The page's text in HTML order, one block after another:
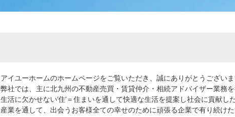
アイユーホームのホームページをご覧いただき、誠にありがとうございま
弊社では、主に北九州の不動産売買・賃貸仲介・相続アドバイザー業務を
生活に欠かせない’住’＝住まいを通して快適な生活を提案し社会に貢献
産業を通して、出会うお客様全ての幸せのために頑張る企業で有り続けた